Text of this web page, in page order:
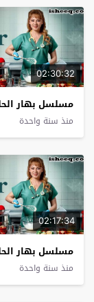
02:30:32
مسلسل بهار
منذ سنة واحدة
02:17:34
مسلسل بهار
منذ سنة واحدة